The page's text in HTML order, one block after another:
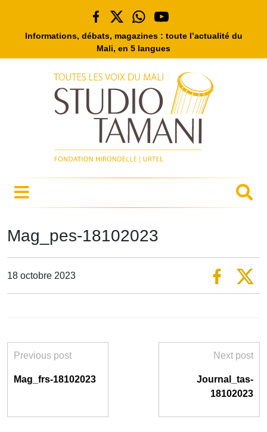
Informations, débats, magazines : toute l’actualité du
Mali, en 5 langues
Mag_pes-18102023
18 octobre 2023
Previous post
Mag_frs-18102023
Next post
Journal_tas-
18102023